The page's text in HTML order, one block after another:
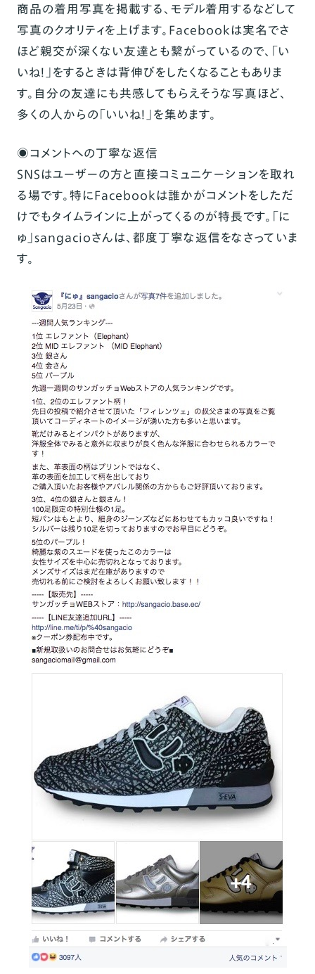
商品の着用写真を掲載する、モデル着用するなどして
写真のクオリティを上げます。Facebookは実名でさ
ほど親交が深くない友達とも繋がっているので、「い
いね！」をするときは背伸びをしたくなることもありま
す。自分の友達にも共感してもらえそうな写真ほど、
多くの人からの「いいね！」を集めます。
◉コメントへの丁寧な返信
SNSはユーザーの方と直接コミュニケーションを取れ
る場です。特にFacebookは誰かがコメントをしただ
けでもタイムラインに上がってくるのが特長です。 「に
ゅ」sangacioさんは、都度丁寧な返信をなさっていま
す。